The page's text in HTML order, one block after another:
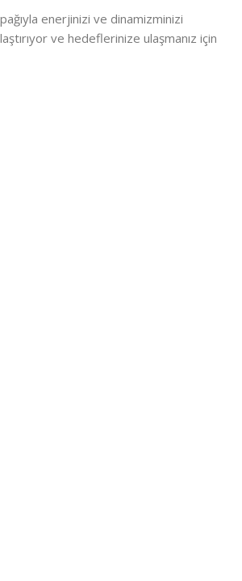
enerjinizi ve dinamizminizi
ve hedeflerinize ulaşmanız için